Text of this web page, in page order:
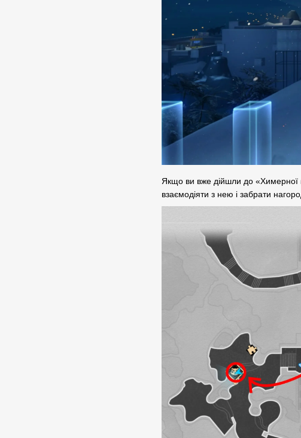
Якщо ви вже дійшли до «Химерної
взаємодіяти з нею і забрати